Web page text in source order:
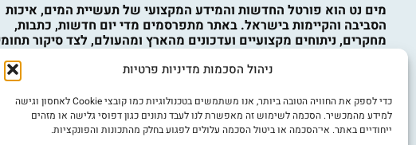
ניהול הסכמות מדיניות פרטיות
כדי לספק את החוויה הטובה ביותר, אנו משתמשים בטכנולוגיות כמו קובצי Cookie לאחסון וגישה
למידע מהמכשיר. הסכמה לשימוש זה מאפשרת לנו לעבד נתונים כגון דפוסי גלישה או מזהים
ייחודיים באתר. אי־הסכמה או ביטול הסכמה עלולים לפגוע בחלק מהתכונות והפונקציות.
מים נט הוא פורטל החדשות והמידע המקצועי של תעשיית המים, איכות
הסביבה והקיימות בישראל. באתר מתפרסמים מדי יום חדשות, כתבות,
מחקרים, ניתוחים מקצועיים ועדכונים מהארץ ומהעולם, לצד סיקור
המים, ההתפלה, תשתיות מים וביוב, השבת קולחין, השקיה, איכות המים,
איכות הסביבה, מחזור, טיפול בפסולת, קיימות, כלכלה מעגלית, טכנולוגיות
מהווים ייעוץ מקצועי, הנדסי, סביבתי, משפטי או אחר. השימוש במידע
הוא באחריות המשתמש ובכפוף לתקנון האתר ולמדיניות הפרטיות.